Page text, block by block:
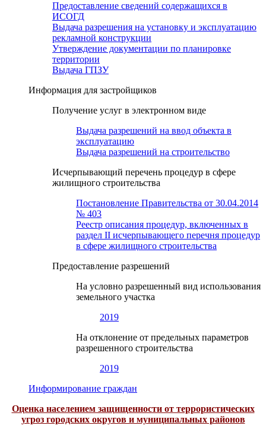
Предоставление сведений содержащихся в
ИСОГД
Выдача разрешения на установку и эксплуатацию
рекламной конструкции
Утверждение документации по планировке
территории
Выдача ГПЗУ
Информация для застройщиков
Получение услуг в электронном виде
Выдача разрешений на ввод объекта в
эксплуатацию
Выдача разрешений на строительство
Исчерпывающий перечень процедур в сфере
жилищного строительства
Постановление Правительства от 30.04.2014
№ 403
Реестр описания процедур, включенных в
раздел II исчерпывающего перечня процедур
в сфере жилищного строительства
Предоставление разрешений
На условно разрешенный вид использования
земельного участка
2019
На отклонение от предельных параметров
разрешенного строительства
2019
Информирование граждан
Оценка населением защищенности от террористических
угроз городских округов и муниципальных районов